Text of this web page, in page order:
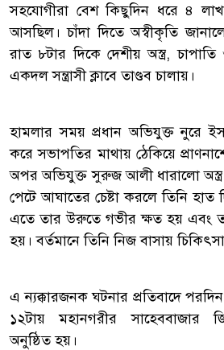
সহযোগীরা বেশ কিছুদিন ধরে ৪ লাখ
আসছিল। চাঁদা দিতে অস্বীকৃতি
রাত ৮টার দিকে দেশীয় অস্ত্র,
একদল সন্ত্রাসী ক্লাবে তাণ্ডব চালায়।
হামলার সময় প্রধান অভিযুক্ত নুরে
করে সভাপতির মাথায় ঠেকিয়ে
অপর অভিযুক্ত সুরুজ আলী ধারালো
পেটে আঘাতের চেষ্টা করলে তিনি হাত
এতে তার উরুতে গভীর ক্ষত হয় এবং
হয়। বর্তমানে তিনি নিজ বাসায়
এ ন্যক্কারজনক ঘটনার প্রতিবাদে
১২টায় মহানগরীর সাহেববাজার
অনুষ্ঠিত হয়।